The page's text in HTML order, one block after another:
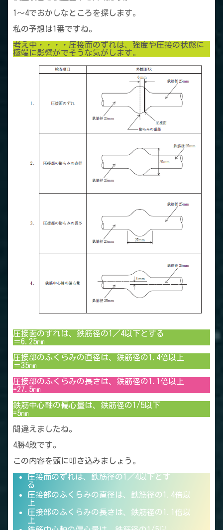
1～4でおかしなところを探します。
私の予想は1番ですね。
考え中・・・・圧接面のずれは、強度や圧接の状態に
極端に影響がでそうな気がします。
圧接面のずれは、鉄筋径の1／4以下とする
＝6.25㎜
圧接部のふくらみの直径は、鉄筋径の1.4倍以上
＝35㎜
圧接部のふくらみの長さは、鉄筋径の1.1倍以上
=27.5㎜
鉄筋中心軸の偏心量は、鉄筋径の1/5以下
=5㎜
間違えましたね。
4勝4敗です。
この内容を頭に叩き込みましょう。
圧接面のずれは、鉄筋径の1／4以下とす
る
圧接部のふくらみの直径は、鉄筋径の1.4倍以
上
圧接部のふくらみの長さは、鉄筋径の1.1倍以
上